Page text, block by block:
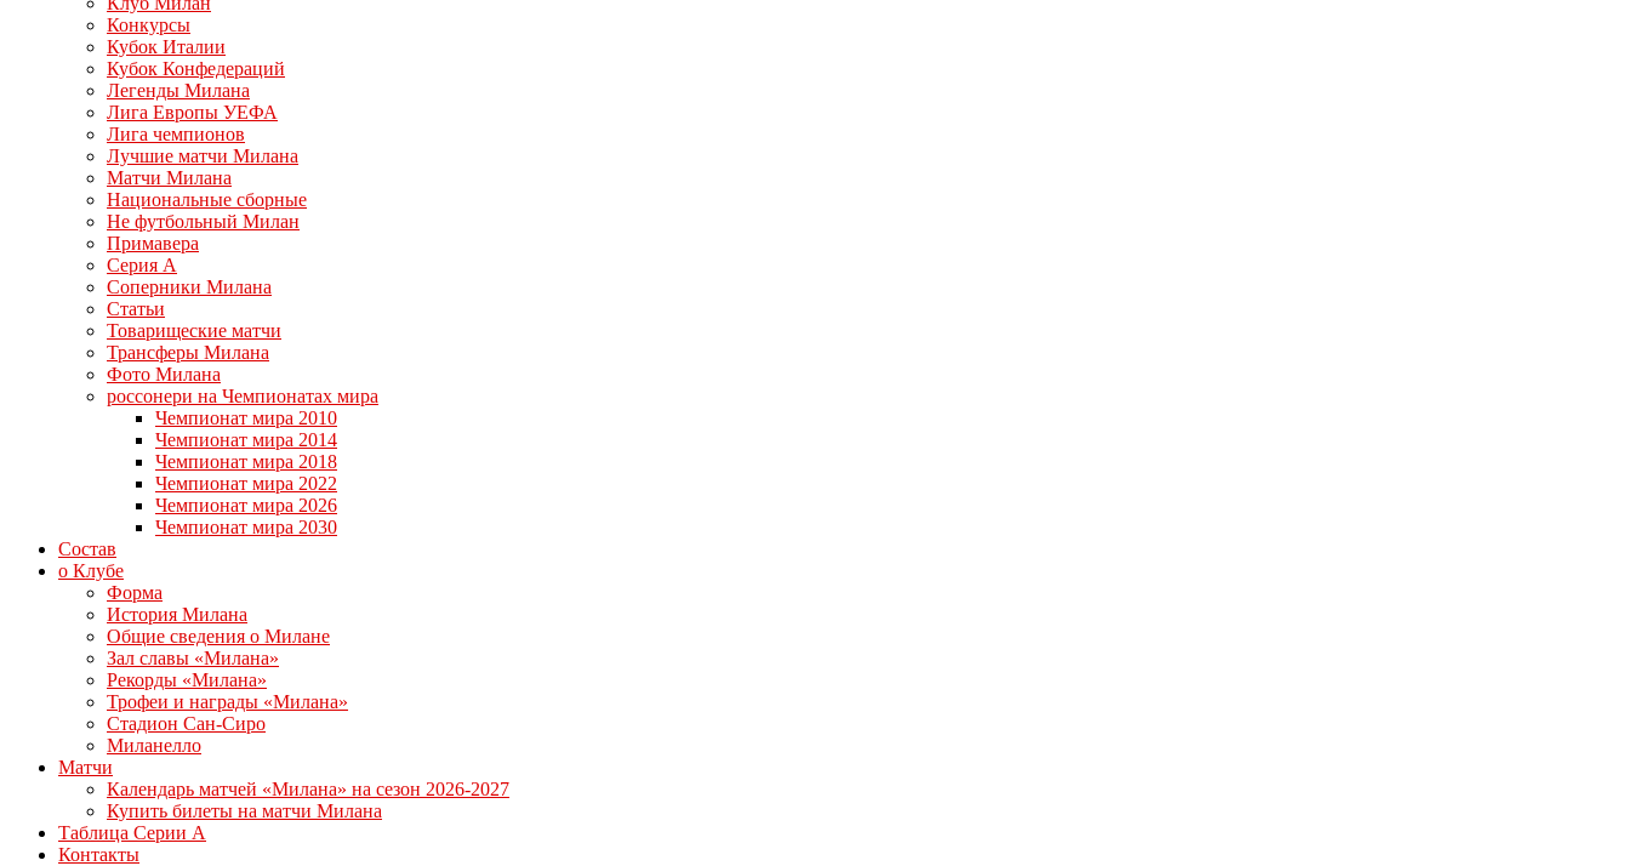
Конкурсы
Кубок Италии
Кубок Конфедераций
Легенды Милана
Лига Европы УЕФА
Лига чемпионов
Лучшие матчи Милана
Матчи Милана
Национальные сборные
Не футбольный Милан
Примавера
Серия А
Соперники Милана
Статьи
Товарищеские матчи
Трансферы Милана
Фото Милана
россонери на Чемпионатах мира
Чемпионат мира 2010
Чемпионат мира 2014
Чемпионат мира 2018
Чемпионат мира 2022
Чемпионат мира 2026
Чемпионат мира 2030
Состав
о Клубе
Форма
История Милана
Общие сведения о Милане
Зал славы «Милана»
Рекорды «Милана»
Трофеи и награды «Милана»
Стадион Сан-Сиро
Миланелло
Матчи
Календарь матчей «Милана» на сезон 2026-2027
Купить билеты на матчи Милана
Таблица Серии А
Контакты